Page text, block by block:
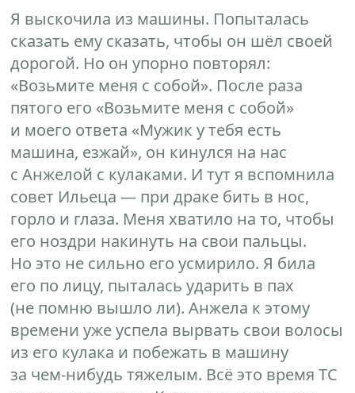
Я выскочила из машины. Попыталась
сказать ему сказать, чтобы он шёл своей
дорогой. Но он упорно повторял:
«Возьмите меня с собой». После раза
пятого его «Возьмите меня с собой»
и моего ответа «Мужик у тебя есть
машина, езжай», он кинулся на нас
с Анжелой с кулаками. И тут я вспомнила
совет Ильеца — при драке бить в нос,
горло и глаза. Меня хватило на то, чтобы
его ноздри накинуть на свои пальцы.
Но это не сильно его усмирило. Я била
его по лицу, пыталась ударить в пах
(не помню вышло ли). Анжела к этому
времени уже успела вырвать свои волосы
из его кулака и побежать в машину
за чем-нибудь тяжелым. Всё это время ТС